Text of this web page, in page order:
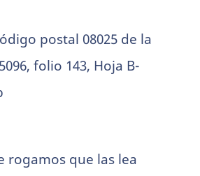
postal 08025 de la
folio 143, Hoja B-
rogamos que las lea